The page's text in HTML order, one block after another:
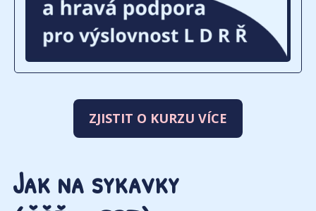
ZJISTIT O KURZU VÍCE
Jak na sykavky